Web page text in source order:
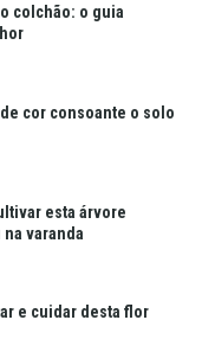
colchão: o guia
cor consoante o solo
esta árvore
varanda
e cuidar desta flor